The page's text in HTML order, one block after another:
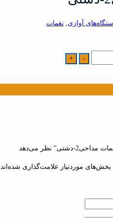
آوازی نغمات
-
+
نظر می‌دهد
بخش‌های موردنیاز علامت‌گذاری